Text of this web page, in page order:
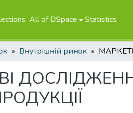
All of DSpace Statistics
Внутрішній ринок